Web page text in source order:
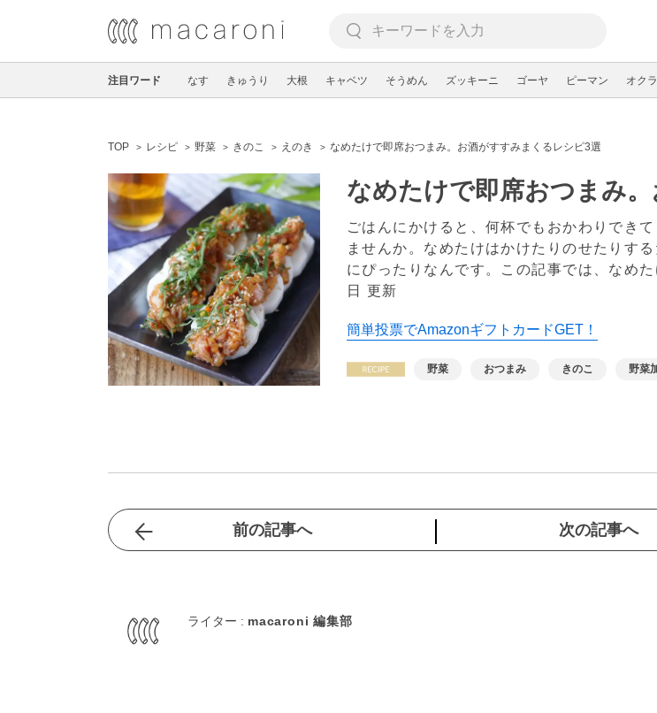
注目ワード なす きゅうり 大根 キャベツ そうめん ズッキーニ ゴーヤ ピーマン オクラ
TOP レシピ 野菜 きのこ えのき なめたけで即席おつまみ。お酒がすすみまくるレシピ3選
なめたけで即席おつまみ
ごはんにかけると、何杯でもおかわりでき
ませんか。なめたけはかけたりのせたりす
にぴったりなんです。この記事では、なめ
日 更新
簡単投票でAmazonギフトカードGET！
野菜 おつまみ きのこ 野菜
前の記事へ 次の記事へ
ライター : macaroni 編集部